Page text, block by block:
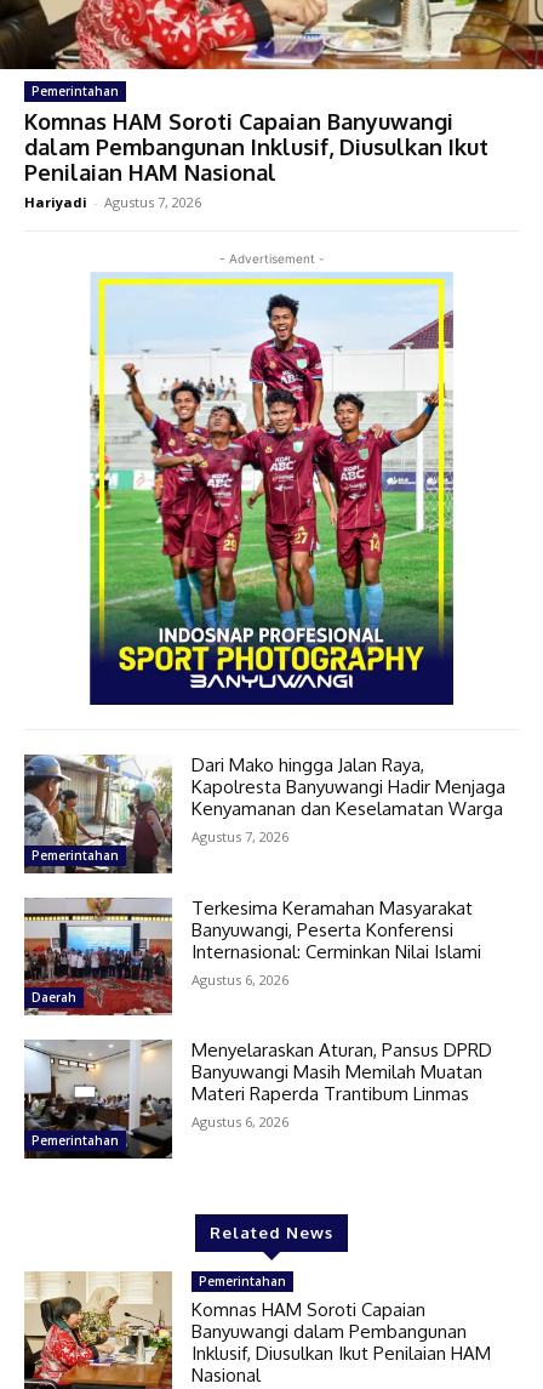
Pemerintahan
Komnas HAM Soroti Capaian Banyuwangi
dalam Pembangunan Inklusif, Diusulkan Ikut
Penilaian HAM Nasional
Hariyadi - Agustus 7, 2026
- Advertisement -
Pemerintahan
Dari Mako hingga Jalan Raya,
Kapolresta Banyuwangi Hadir Menjaga
Kenyamanan dan Keselamatan Warga
Agustus 7, 2026
Daerah
Terkesima Keramahan Masyarakat
Banyuwangi, Peserta Konferensi
Internasional: Cerminkan Nilai Islami
Agustus 6, 2026
Pemerintahan
Menyelaraskan Aturan, Pansus DPRD
Banyuwangi Masih Memilah Muatan
Materi Raperda Trantibum Linmas
Agustus 6, 2026
Related News
Pemerintahan
Komnas HAM Soroti Capaian
Banyuwangi dalam Pembangunan
Inklusif, Diusulkan Ikut Penilaian HAM
Nasional